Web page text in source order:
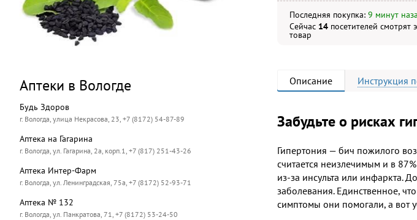
Аптеки в Вологде
Будь Здоров
г. Вологда, улица Некрасова, 23, +7 (8172) 54-87-89
Аптека на Гагарина
г. Вологда, ул. Гагарина, 2а, корп.1, +7 (817) 251-43-26
Аптека Интер-Фарм
г. Вологда, ул. Ленинградская, 75а, +7 (8172) 52-93-71
Аптека № 132
г. Вологда, ул. Панкратова, 71, +7 (8172) 53-24-50
Последняя покупка: 9 минут
Сейчас 14 посетителей смотрят
товар
Описание Инструкция
Забудьте о рисках
Гипертония — бич пожилого
считается неизлечимым и в
из-за инсульта или инфаркта.
заболевания. Единственное,
симптомы они помогали, а вот